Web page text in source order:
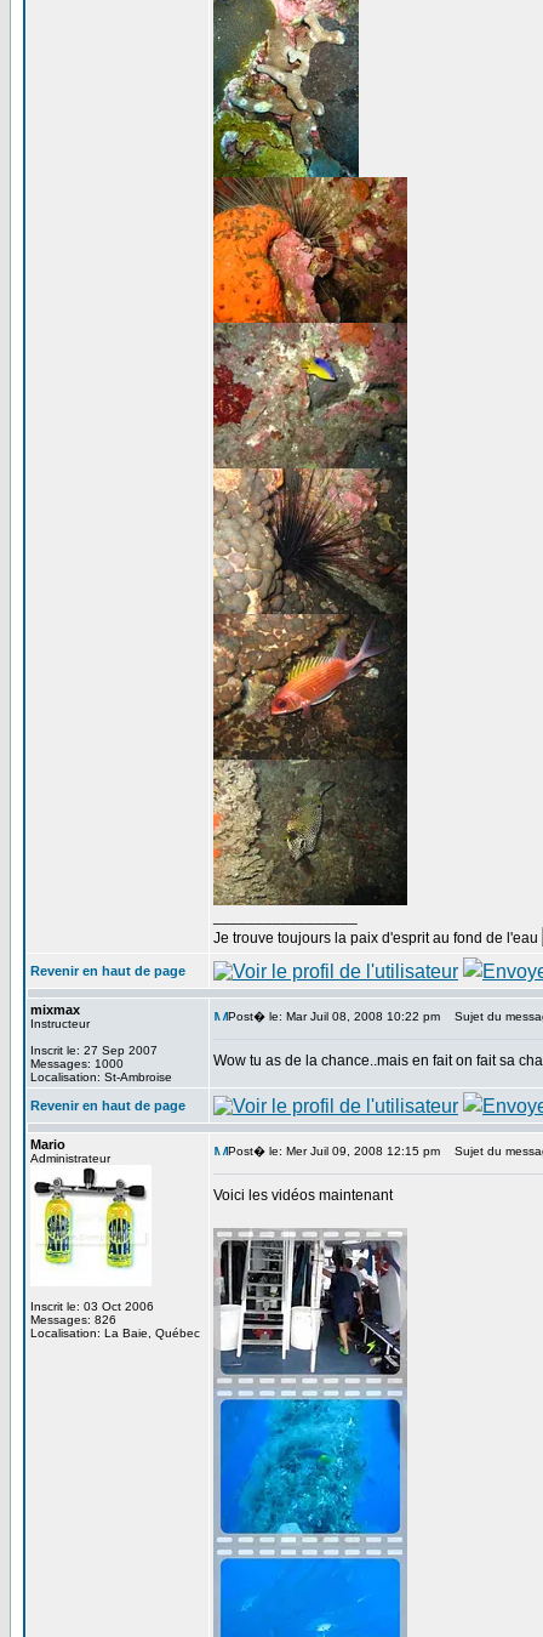
Je trouve toujours la paix d'esprit au fond de l'eau
Revenir en haut de page
mixmax
Instructeur
Inscrit le: 27 Sep 2007
Messages: 1000
Localisation: St-Ambroise
Post� le: Mar Juil 08, 2008 10:22 pm Sujet du
Wow tu as de la chance..mais en fait on fait sa
Revenir en haut de page
Mario
Administrateur
Inscrit le: 03 Oct 2006
Messages: 826
Localisation: La Baie, Québec
Post� le: Mer Juil 09, 2008 12:15 pm Sujet du
Voici les vidéos maintenant